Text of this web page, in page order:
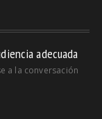
adecuada
a la conversación